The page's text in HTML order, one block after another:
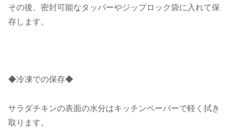
その後、密封可能なタッパーやジップロック袋に入れて保
存します。
◆冷凍での保存◆
サラダチキンの表面の水分はキッチンペーパーで軽く拭き
取ります。